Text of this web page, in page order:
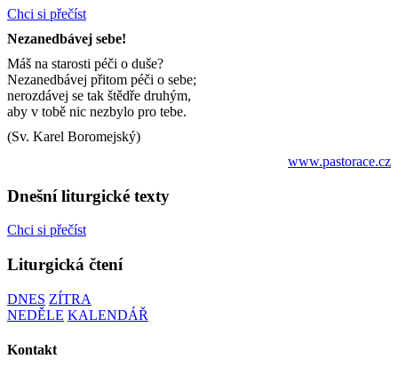
Chci si přečíst
Nezanedbávej sebe!
Máš na starosti péči o duše?
Nezanedbávej přitom péči o sebe;
nerozdávej se tak štědře druhým,
aby v tobě nic nezbylo pro tebe.
(Sv. Karel Boromejský)
www.pastorace.cz
Dnešní liturgické texty
Chci si přečíst
Liturgická čtení
DNES ZÍTRA
NEDĚLE KALENDÁŘ
Kontakt